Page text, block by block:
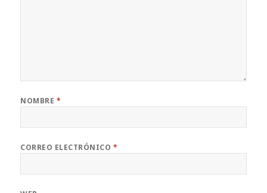
NOMBRE *
CORREO ELECTRÓNICO *